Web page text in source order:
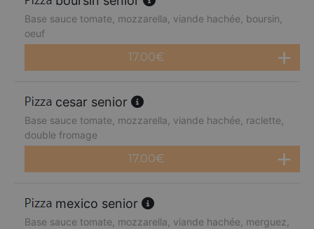
Base sauce tomate, mozzarella, viande hachée, boursin,
oeuf
17.00€
cesar senior
Base sauce tomate, mozzarella, viande hachée, raclette,
double fromage
17.00€
mexico senior
Base sauce tomate, mozzarella, viande hachée, merguez,